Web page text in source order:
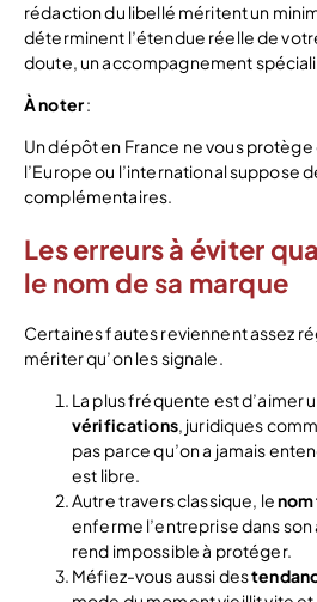
rédaction du libellé méritent un
déterminent l’étendue réelle de
doute, un accompagnement
À noter:
Un dépôt en France ne vous protège
l’Europe ou l’international suppose
complémentaires.
Les erreurs à éviter
le nom de sa marque
Certaines fautes reviennent assez
mériter qu’on les signale.
La plus fréquente est d’aimer
vérifications, juridiques
pas parce qu’on a jamais
est libre.
Autre travers classique, le
enferme l’entreprise dans
rend impossible à protéger.
Méfiez-vous aussi des